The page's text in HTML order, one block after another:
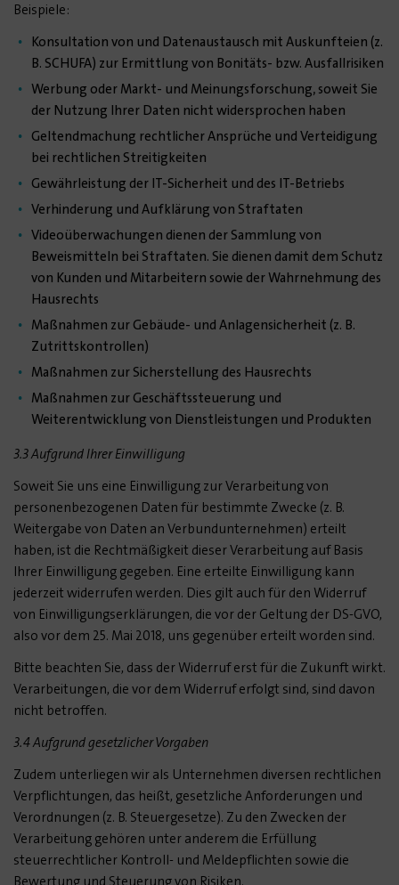
Beispiele:
Konsultation von und Datenaustausch mit Auskunfteien (z.
B. SCHUFA) zur Ermittlung von Bonitäts- bzw. Ausfallrisiken
Werbung oder Markt- und Meinungsforschung, soweit Sie
der Nutzung Ihrer Daten nicht widersprochen haben
Geltendmachung rechtlicher Ansprüche und Verteidigung
bei rechtlichen Streitigkeiten
Gewährleistung der IT-Sicherheit und des IT-Betriebs
Verhinderung und Aufklärung von Straftaten
Videoüberwachungen dienen der Sammlung von
Beweismitteln bei Straftaten. Sie dienen damit dem Schutz
von Kunden und Mitarbeitern sowie der Wahrnehmung des
Hausrechts
Maßnahmen zur Gebäude- und Anlagensicherheit (z. B.
Zutrittskontrollen)
Maßnahmen zur Sicherstellung des Hausrechts
Maßnahmen zur Geschäftssteuerung und
Weiterentwicklung von Dienstleistungen und Produkten
3.3 Aufgrund Ihrer Einwilligung
Soweit Sie uns eine Einwilligung zur Verarbeitung von
personenbezogenen Daten für bestimmte Zwecke (z. B.
Weitergabe von Daten an Verbundunternehmen) erteilt
haben, ist die Rechtmäßigkeit dieser Verarbeitung auf Basis
Ihrer Einwilligung gegeben. Eine erteilte Einwilligung kann
jederzeit widerrufen werden. Dies gilt auch für den Widerruf
von Einwilligungserklärungen, die vor der Geltung der DS-GVO,
also vor dem 25. Mai 2018, uns gegenüber erteilt worden sind.
Bitte beachten Sie, dass der Widerruf erst für die Zukunft wirkt.
Verarbeitungen, die vor dem Widerruf erfolgt sind, sind davon
nicht betroffen.
3.4 Aufgrund gesetzlicher Vorgaben
Zudem unterliegen wir als Unternehmen diversen rechtlichen
Verpflichtungen, das heißt, gesetzliche Anforderungen und
Verordnungen (z. B. Steuergesetze). Zu den Zwecken der
Verarbeitung gehören unter anderem die Erfüllung
steuerrechtlicher Kontroll- und Meldepflichten sowie die
Bewertung und Steuerung von Risiken.